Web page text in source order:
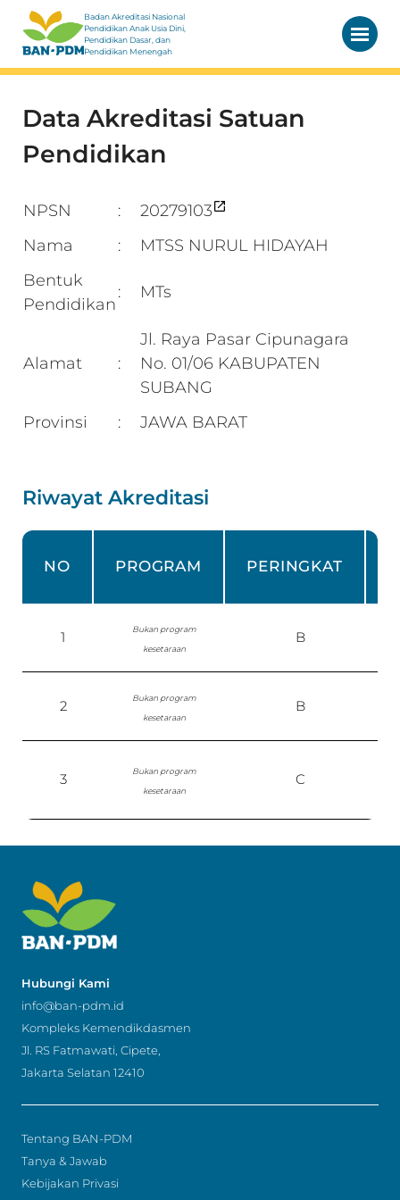
Badan Akreditasi Nasional
Pendidikan Anak Usia Dini,
Pendidikan Dasar, dan
Pendidikan Menengah
Data Akreditasi Satuan
Pendidikan
NPSN :
20279103
Nama
:
MTSS NURUL HIDAYAH
Bentuk
Pendidikan
: MTs
Alamat :
Jl. Raya Pasar Cipunagara
No. 01/06 KABUPATEN
SUBANG
Provinsi
: JAWA BARAT
Riwayat Akreditasi
NO PROGRAM PERINGKAT
1
Bukan program
kesetaraan
B
2
Bukan program
kesetaraan
B
3
Bukan program
kesetaraan
C
Hubungi Kami
info@ban-pdm.id
Kompleks Kemendikdasmen
Jl. RS Fatmawati, Cipete,
Jakarta Selatan 12410
Tentang BAN-PDM
Tanya & Jawab
Kebijakan Privasi